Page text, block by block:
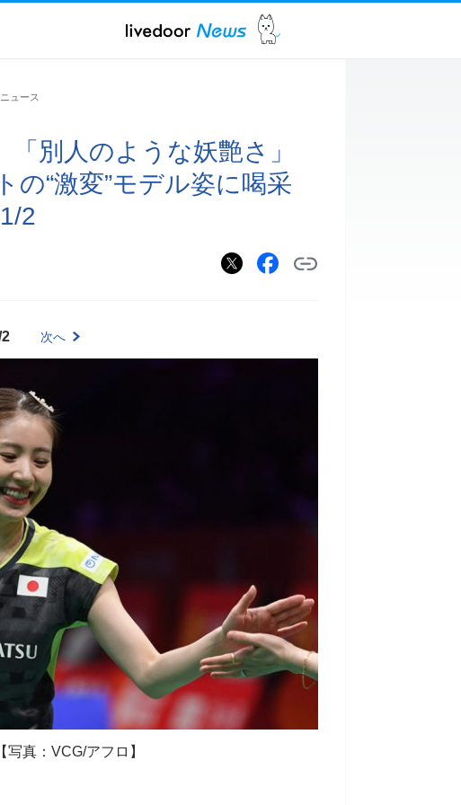
ュース
別人のような妖艶さ」
“激変”モデル姿に喝采
2
次へ
写真：VCG/アフロ】